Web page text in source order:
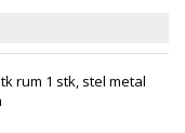
rum 1 stk, stel metal